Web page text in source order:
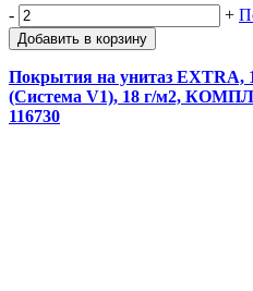
- +
Добавить в корзину
Покрытия на унитаз EXTRA,
(Система V1), 18 г/м2,
116730